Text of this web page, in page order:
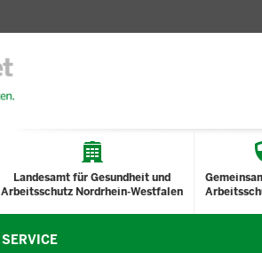
Landesamt für Gesundheit und
Arbeitsschutz Nordrhein-Westfalen
SERVICE